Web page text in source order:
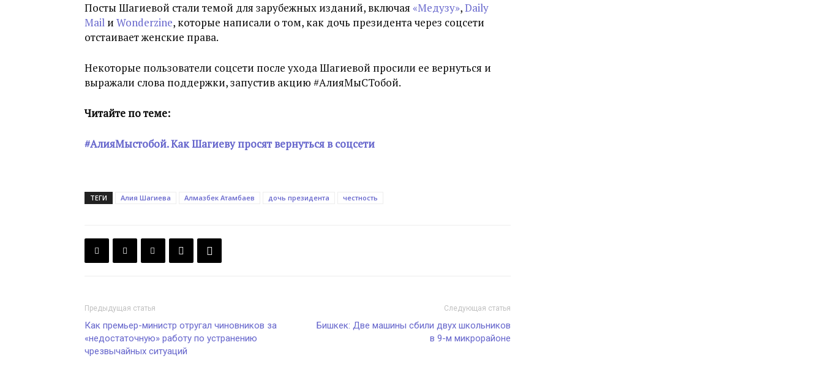
Посты Шагиевой стали темой для зарубежных изданий, включая «Медузу»,Daily
Mail и Wonderzine, которые написали о том, как дочь президента через соцсети
отстаивает женские права.
Некоторые пользователи соцсети после ухода Шагиевой просили ее вернуться и
выражали слова поддержки, запустив акцию #АлияМыСТобой.
Читайте по теме:
#АлияМыстобой. Как Шагиеву просят вернуться в соцсети
ТЕГИ Алия Шагиева Алмазбек Атамбаев дочь президента честность
Предыдущая статья
Как премьер-министр отругал чиновников за
«недостаточную» работу по устранению
чрезвычайных ситуаций
Следующая статья
Бишкек: Две машины сбили двух школьников
в 9-м микрорайоне